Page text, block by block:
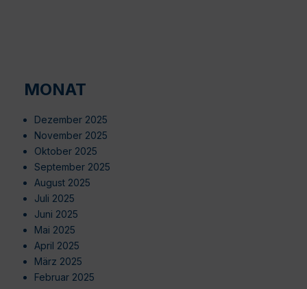
MONAT
Dezember 2025
November 2025
Oktober 2025
September 2025
August 2025
Juli 2025
Juni 2025
Mai 2025
April 2025
März 2025
Februar 2025